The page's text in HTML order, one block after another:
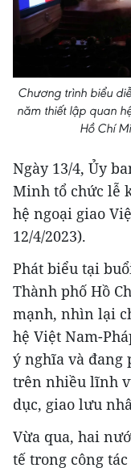
Chương trình biểu
năm thiết lập quan
Hồ Chí
Ngày 13/4, Ủy
Minh tổ chức lễ
hệ ngoại giao
12/4/2023).
Phát biểu tại
Thành phố Hồ
mạnh, nhìn lại
hệ Việt Nam-
ý nghĩa và đang
trên nhiều lĩnh
dục, giao lưu
Vừa qua, hai
tế trong công